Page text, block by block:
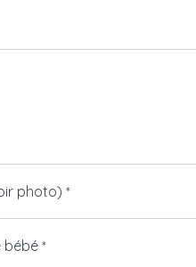
photo) *
bébé *